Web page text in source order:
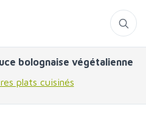
bolognaise végétalienne
plats cuisinés